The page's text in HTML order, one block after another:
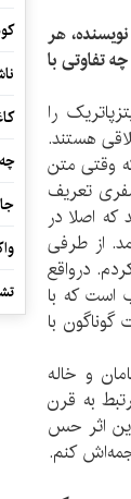
هر
تفاوتی با
را
هستند.
وقتی متن
تعریف
که اصلا در
از طرفی
درواقع
است که با
با
و خاله
به قرن
اثر حس
کنم.